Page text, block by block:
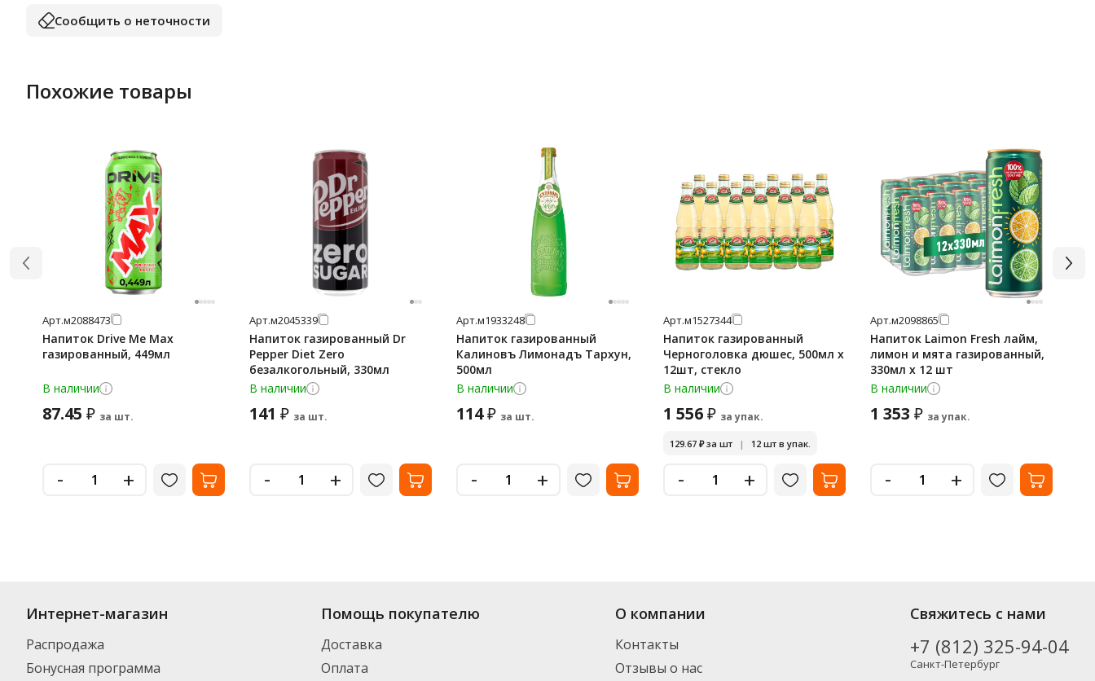
Сообщить о неточности
Похожие товары
Арт.м2088473
Напиток Drive Me Max
газированный, 449мл
В наличии
87.45 ₽ за шт.
- +
Арт.м2045339
Напиток газированный Dr
Pepper Diet Zero
безалкогольный, 330мл
В наличии
141 ₽ за шт.
- +
Арт.м1933248
Напиток газированный
Калиновъ Лимонадъ Тархун,
500мл
В наличии
114₽ за шт.
- +
Арт.м1527344
Напиток газированный
Черноголовка дюшес, 500мл х
12шт, стекло
В наличии
1 556₽ за упак.
129.67 ₽за шт | 12 шт в упак.
- +
Арт.м2098865
Напиток Laimon Fresh лайм,
лимон и мята газированный,
330мл x 12 шт
В наличии
1 353 ₽ за упак.
- +
Интернет-магазин
Распродажа
Бонусная программа
Помощь покупателю
Доставка
Оплата
О компании
Контакты
Отзывы о нас
Свяжитесь с нами
+7 (812) 325-94-04
Санкт-Петербург